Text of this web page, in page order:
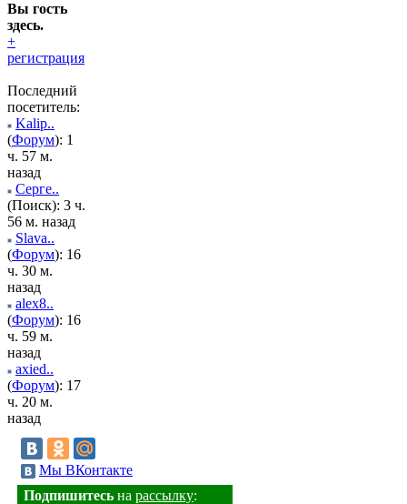
Вы гость
здесь.
+
регистрация
Последний
посетитель:
Kalip..
(Форум): 1
ч. 57 м.
назад
Серге..
(Поиск): 3 ч.
56 м. назад
Slava..
(Форум): 16
ч. 30 м.
назад
alex8..
(Форум): 16
ч. 59 м.
назад
axied..
(Форум): 17
ч. 20 м.
назад
Мы ВКонтакте
Подпишитесь на рассылку: